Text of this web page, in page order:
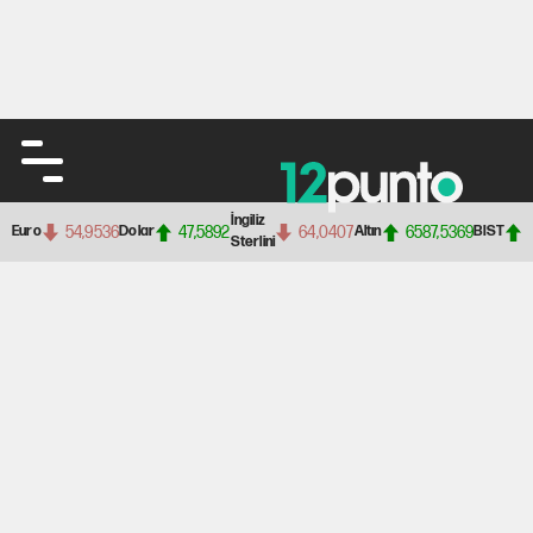
Euro 54,9536Dolar 47,5892
İngiliz
Sterlini
64,0407Altın 6587,5369BIST